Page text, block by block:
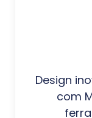
Design
com